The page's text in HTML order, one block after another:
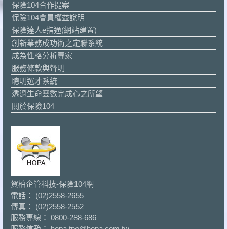
保險104合作提案
保險104會員權益說明
保險達人e指通(網站建置)
創新業務成功術之定聯系統
成為性格分析專家
服務條款與聲明
聰明選才系統
透過生命靈數完成心之所望
關於保險104
賀柏企管科技-保險104網
電話： (02)2558-2655
傳真： (02)2558-2552
服務專線： 0800-288-686